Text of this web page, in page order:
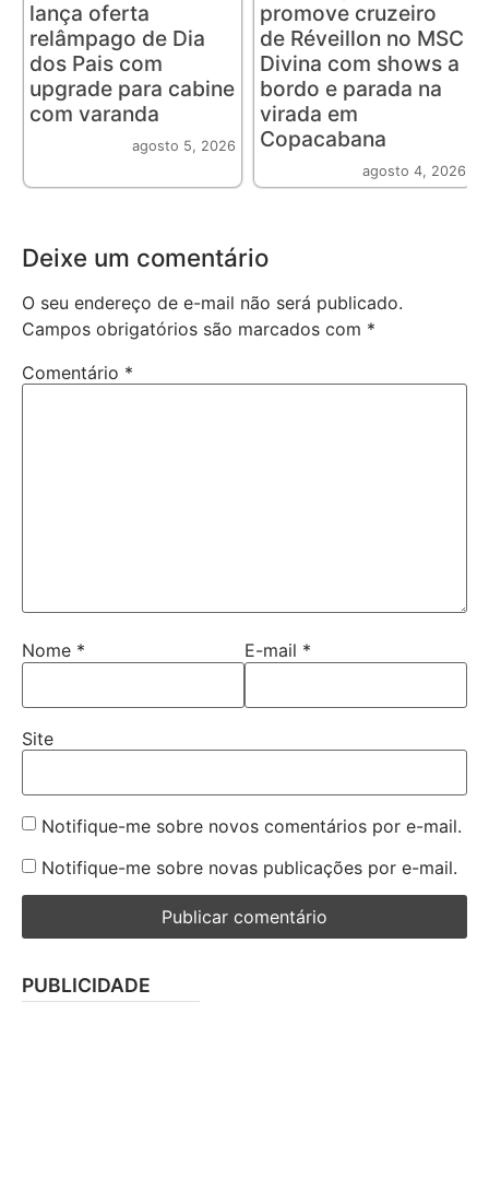
lança oferta
relâmpago de Dia
dos Pais com
upgrade para cabine
com varanda
agosto 5, 2026
promove cruzeiro
de Réveillon no MSC
Divina com shows a
bordo e parada na
virada em
Copacabana
agosto 4, 2026
Deixe um comentário
O seu endereço de e-mail não será publicado.
Campos obrigatórios são marcados com *
Comentário *
Nome * E-mail *
Site
Notifique-me sobre novos comentários por e-mail.
Notifique-me sobre novas publicações por e-mail.
PUBLICIDADE